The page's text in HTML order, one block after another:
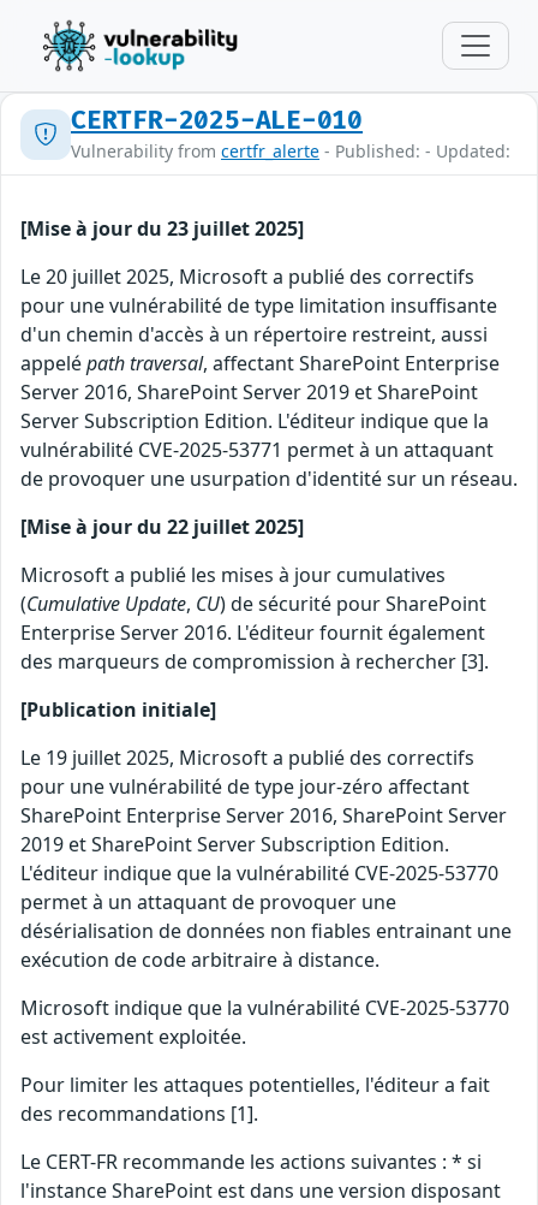
CERTFR-2025-ALE-010
Vulnerability from certfr_alerte - Published: - Updated:
[Mise à jour du 23 juillet 2025]
Le 20 juillet 2025, Microsoft a publié des correctifs
pour une vulnérabilité de type limitation insuffisante
d'un chemin d'accès à un répertoire restreint, aussi
appelépath traversal, affectant SharePoint Enterprise
Server 2016, SharePoint Server 2019 et SharePoint
Server Subscription Edition. L'éditeur indique que la
vulnérabilité CVE-2025-53771 permet à un attaquant
de provoquer une usurpation d'identité sur un réseau.
[Mise à jour du 22 juillet 2025]
Microsoft a publié les mises à jour cumulatives
(Cumulative Update, CU) de sécurité pour SharePoint
Enterprise Server 2016. L'éditeur fournit également
des marqueurs de compromission à rechercher [3].
[Publication initiale]
Le 19 juillet 2025, Microsoft a publié des correctifs
pour une vulnérabilité de type jour-zéro affectant
SharePoint Enterprise Server 2016, SharePoint Server
2019 et SharePoint Server Subscription Edition.
L'éditeur indique que la vulnérabilité CVE-2025-53770
permet à un attaquant de provoquer une
désérialisation de données non fiables entrainant une
exécution de code arbitraire à distance.
Microsoft indique que la vulnérabilité CVE-2025-53770
est activement exploitée.
Pour limiter les attaques potentielles, l'éditeur a fait
des recommandations [1].
Le CERT-FR recommande les actions suivantes : * si
l'instance SharePoint est dans une version disposant